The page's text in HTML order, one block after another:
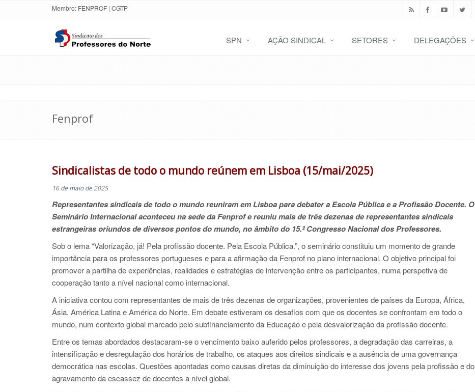
Membro: FENPROF | CGTP
SPN AÇÃO SINDICAL SETORES DELEGAÇÕES
Fenprof
Sindicalistas de todo o mundo reúnem em Lisboa (15/mai/2025)
16 de maio de 2025
Representantes sindicais de todo o mundo reuniram em Lisboa para debater a Escola Pública e a Profissão Docente. O
Seminário Internacional aconteceu na sede da Fenprof e reuniu mais de três dezenas de representantes sindicais
estrangeiras oriundos de diversos pontos do mundo, no âmbito do 15.º Congresso Nacional dos Professores.
Sob o lema “Valorização, já! Pela profissão docente. Pela Escola Pública.”, o seminário constituiu um momento de grande
importância para os professores portugueses e para a afirmação da Fenprof no plano internacional. O objetivo principal foi
promover a partilha de experiências, realidades e estratégias de intervenção entre os participantes, numa perspetiva de
cooperação tanto a nível nacional como internacional.
A iniciativa contou com representantes de mais de três dezenas de organizações, provenientes de países da Europa, África,
Ásia, América Latina e América do Norte. Em debate estiveram os desafios com que os docentes se confrontam em todo o
mundo, num contexto global marcado pelo subfinanciamento da Educação e pela desvalorização da profissão docente.
Entre os temas abordados destacaram-se o vencimento baixo auferido pelos professores, a degradação das carreiras, a
intensificação e desregulação dos horários de trabalho, os ataques aos direitos sindicais e a ausência de uma governança
democrática nas escolas. Questões apontadas como causas diretas da diminuição do interesse dos jovens pela profissão e do
agravamento da escassez de docentes a nível global.